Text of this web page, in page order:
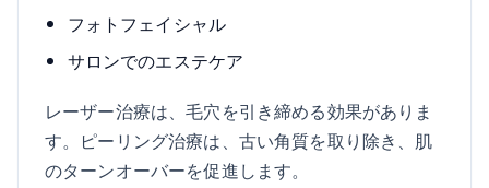
フォトフェイシャル
サロンでのエステケア
レーザー治療は、毛穴を引き締める効果がありま
す。ピーリング治療は、古い角質を取り除き、肌
のターンオーバーを促進します。